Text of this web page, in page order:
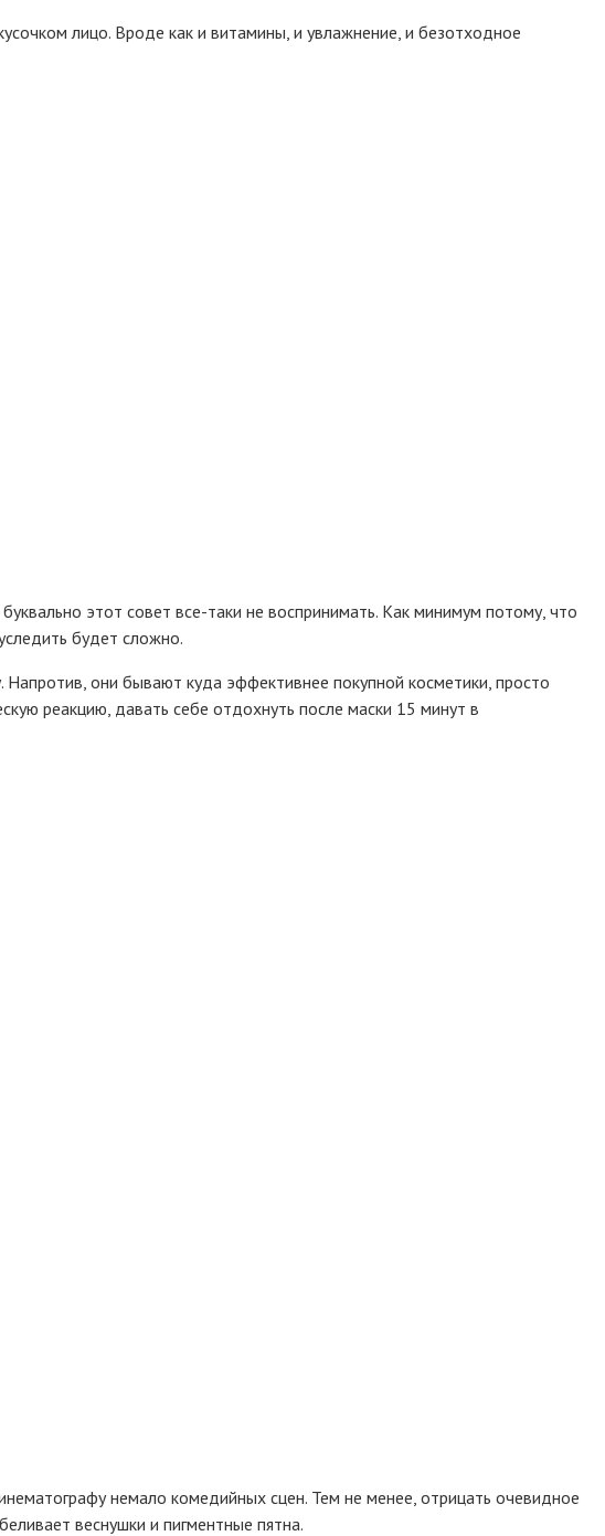
лицо. Вроде как и витамины, и увлажнение, и безотходное
этот совет все-таки не воспринимать. Как минимум потому, что
будет сложно.
они бывают куда эффективнее покупной косметики, просто
реакцию, давать себе отдохнуть после маски 15 минут в
немало комедийных сцен. Тем не менее, отрицать очевидное
веснушки и пигментные пятна.